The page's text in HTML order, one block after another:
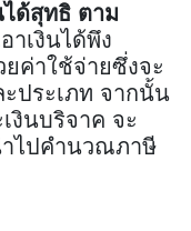
ด้สุทธิ ตาม
าเงินได้พึง
ค่าใช้จ่ายซึ่งจะ
ประเภท จากนั้น
งินบริจาค จะ
ไปคำนวณภาษี